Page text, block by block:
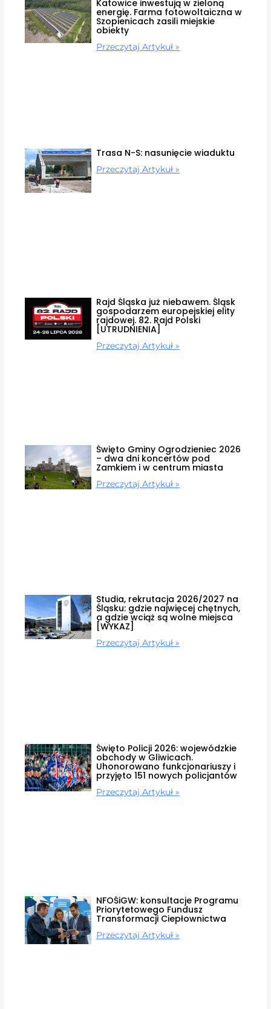
Katowice inwestują w zieloną
energię. Farma fotowoltaiczna w
Szopienicach zasili miejskie
obiekty
Przeczytaj Artykuł »
Trasa N-S: nasunięcie wiaduktu
Przeczytaj Artykuł »
Rajd Śląska już niebawem. Śląsk
gospodarzem europejskiej elity
rajdowej. 82. Rajd Polski
[UTRUDNIENIA]
Przeczytaj Artykuł »
Święto Gminy Ogrodzieniec 2026
– dwa dni koncertów pod
Zamkiem i w centrum miasta
Przeczytaj Artykuł »
Studia, rekrutacja 2026/2027 na
Śląsku: gdzie najwięcej chętnych,
a gdzie wciąż są wolne miejsca
[WYKAZ]
Przeczytaj Artykuł »
Święto Policji 2026: wojewódzkie
obchody w Gliwicach.
Uhonorowano funkcjonariuszy i
przyjęto 151 nowych policjantów
Przeczytaj Artykuł »
NFOŚiGW: konsultacje Programu
Priorytetowego Fundusz
Transformacji Ciepłownictwa
Przeczytaj Artykuł »